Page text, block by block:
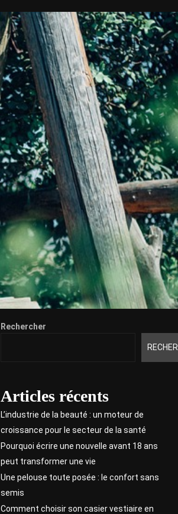
Rechercher
Articles récents
L’industrie de la beauté : un moteur de
croissance pour le secteur de la santé
Pourquoi écrire une nouvelle avant 18 ans
peut transformer une vie
Une pelouse toute posée : le confort sans
semis
Comment choisir son casier vestiaire en